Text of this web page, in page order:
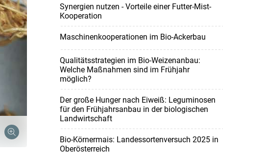
Synergien nutzen - Vorteile einer Futter-Mist-
Kooperation
Maschinenkooperationen im Bio-Ackerbau
Qualitätsstrategien im Bio-Weizenanbau:
Welche Maßnahmen sind im Frühjahr
möglich?
Der große Hunger nach Eiweiß: Leguminosen
für den Frühjahrsanbau in der biologischen
Landwirtschaft
Bio-Körnermais: Landessortenversuch 2025 in
Oberösterreich